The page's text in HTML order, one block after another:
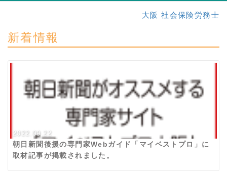
大阪 社会保険労務士
新着情報
2022.09.22
朝日新聞後援の専門家Webガイド「マイベストプロ」に
取材記事が掲載されました。